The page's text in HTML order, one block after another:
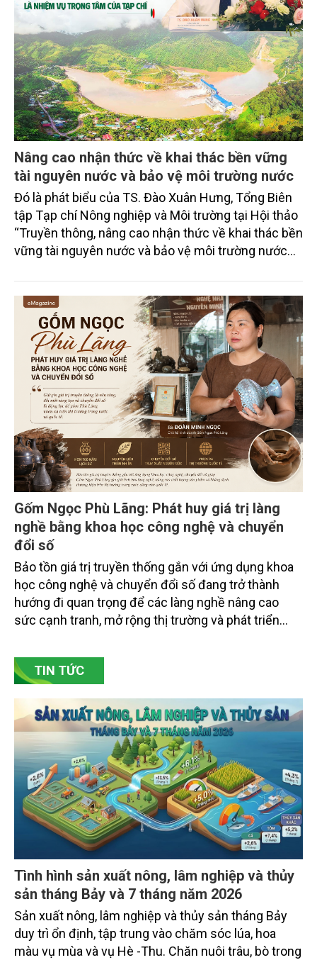
Nâng cao nhận thức về khai thác bền vững
tài nguyên nước và bảo vệ môi trường nước
Đó là phát biểu của TS. Đào Xuân Hưng, Tổng Biên
tập Tạp chí Nông nghiệp và Môi trường tại Hội thảo
“Truyền thông, nâng cao nhận thức về khai thác bền
vững tài nguyên nước và bảo vệ môi trường nước
trường phối hợp với Sở Nông nghiệp và Môi trường
tỉnh Lai Châu tổ chức ngày 10/7/2026. Hội thảo thu
hút sự tham gia của hơn 100 đại biểu là lãnh đạo
các đơn vị thuộc Bộ Nông nghiệp và Môi trường,
chuyên gia, nhà khoa học, Sở Nông nghiệp và Môi
trường tỉnh Lai Châu và đại diện các cơ quan đơn vị
doanh nghiệp ở các tỉnh miền núi phía Bắc.
Gốm Ngọc Phù Lãng: Phát huy giá trị làng
nghề bằng khoa học công nghệ và chuyển
đổi số
Bảo tồn giá trị truyền thống gắn với ứng dụng khoa
học công nghệ và chuyển đổi số đang trở thành
hướng đi quan trọng để các làng nghề nâng cao
sức cạnh tranh, mở rộng thị trường và phát triển
Bắc Ninh, nhiều nghệ nhân và cơ sở sản xuất đã
chủ động đổi mới tư duy, đầu tư công nghệ, xây
TIN TỨC
Tình hình sản xuất nông, lâm nghiệp và thủy
sản tháng Bảy và 7 tháng năm 2026
Sản xuất nông, lâm nghiệp và thủy sản tháng Bảy
duy trì ổn định, tập trung vào chăm sóc lúa, hoa
màu vụ mùa và vụ Hè -Thu. Chăn nuôi trâu, bò trong